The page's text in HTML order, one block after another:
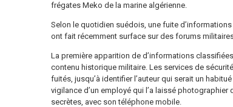
frégates Meko de la marine algérienne.
Selon le quotidien suédois, une fuite
ont fait récemment surface sur des forums
La première apparition de d’informations
contenu historique militaire. Les services de
fuités, jusqu’à identifier l’auteur qui serait un
vigilance d’un employé qui l’a laissé
secrètes, avec son téléphone mobile.